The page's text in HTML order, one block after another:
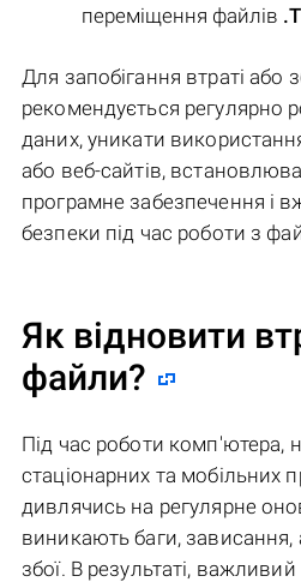
переміщення файлів
Для запобігання втраті або
рекомендується регулярно
даних, уникати
або веб-сайтів,
програмне забезпечення і
безпеки під час роботи з
Як відновити
файли?
Під час роботи комп'ютера,
стаціонарних та мобільних
дивлячись на регулярне
виникають баги, зависання,
збої. В результаті, важливий